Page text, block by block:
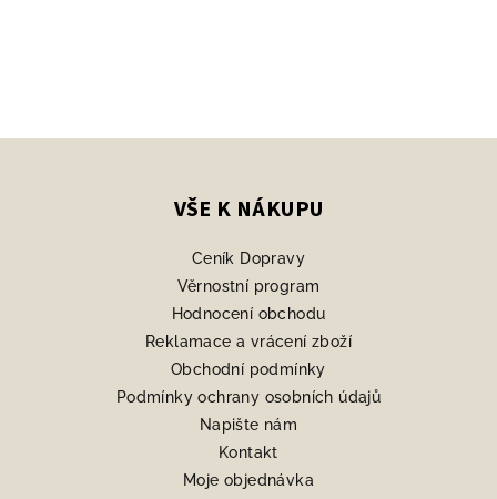
VŠE K NÁKUPU
Ceník Dopravy
Věrnostní program
Hodnocení obchodu
Reklamace a vrácení zboží
Obchodní podmínky
Podmínky ochrany osobních údajů
Napište nám
Kontakt
Moje objednávka